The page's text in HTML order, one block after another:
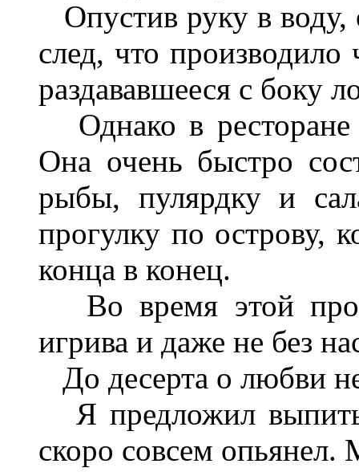
Опустив руку в воду,
след, что
раздававшееся с боку
Однако в ресторане
Она очень быстро
рыбы, пулярдку и
прогулку по острову,
конца в конец.
Во время этой
игрива и даже не без
До десерта о любви
Я предложил
скоро совсем